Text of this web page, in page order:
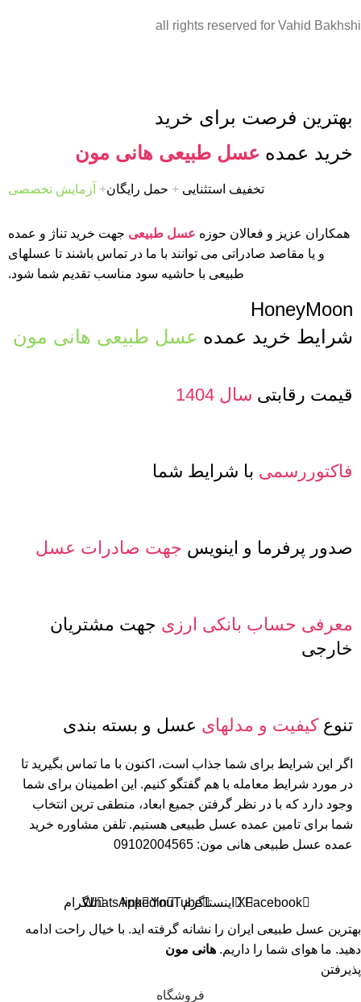
all rights reserved for Vahid Bakhshi
بهترین فرصت برای خرید
خرید عمده عسل طبیعی هانی مون
تخفیف استثنایی + حمل رایگان+ آزمایش تخصصی
همکاران عزیز و فعالان حوزه عسل طبیعی جهت خرید تناژ و عمده
و یا مقاصد صادراتی می توانند با ما در تماس باشند تا عسلهای
طبیعی با حاشیه سود مناسب تقدیم شما شود.
HoneyMoon
شرایط خرید عمده عسل طبیعی هانی مون
قیمت رقابتی سال 1404
فاکتوررسمی با شرایط شما
صدور پرفرما و اینویس جهت صادرات عسل
معرفی حساب بانکی ارزی جهت مشتریان
خارجی
تنوعکیفیت و مدلهای عسل و بسته بندی
اگر این شرایط برای شما جذاب است، اکنون با ما تماس بگیرید تا
در مورد شرایط معامله با هم گفتگو کنیم. این اطمینان برای شما
وجود دارد که با در نظر گرفتن جمیع ابعاد، منطقی ترین انتخاب
شما برای تامین عمده عسل طبیعی هستیم. تلفن مشاوره خرید
عمده عسل طبیعی هانی مون: 09102004565
Facebook
X اینستاگرمYouTube
linkedin
WhatsAppتلگرام
بهترین عسل طبیعی ایران را نشانه گرفته اید. با خیال راحت ادامه
دهید. ما هوای شما را داریم. هانی مون
پذیرفتن
فروشگاه